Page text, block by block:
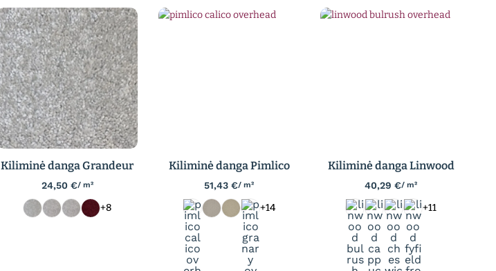
Kiliminė danga Grandeur
24,50 €/ m²
+8
Kiliminė danga Pimlico
51,43€/ m²
+14
Kiliminė danga Linwood
40,29 €/ m²
+11